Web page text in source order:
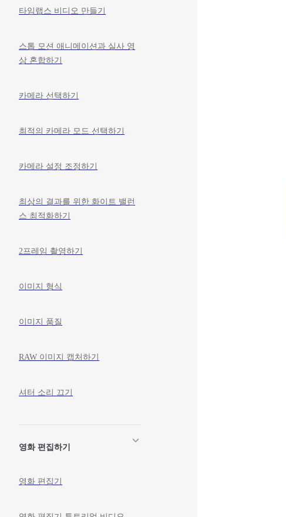
타임랩스 비디오 만들기
스톱 모션 애니메이션과 실사 영
상 혼합하기
카메라 선택하기
최적의 카메라 모드 선택하기
카메라 설정 조정하기
최상의 결과를 위한 화이트 밸런
스 최적화하기
2프레임 촬영하기
이미지 형식
이미지 품질
RAW 이미지 캡처하기
셔터 소리 끄기
영화 편집하기
영화 편집기